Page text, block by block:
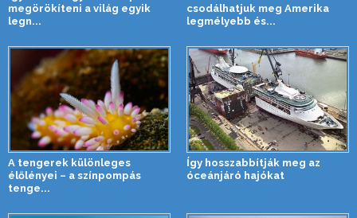
megörökíteni a világ egyik
legn...
csodálhatjuk meg Amerika
legmélyebb és...
A tengerek különleges
élőlényei – a színpompás
tenge...
Így hosszabbítják meg az
óceánjáró hajókat